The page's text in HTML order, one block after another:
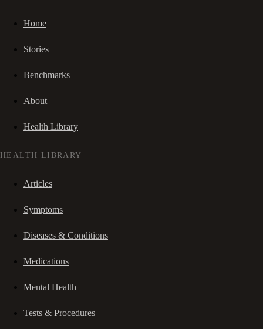
Home
Stories
Benchmarks
About
Health Library
HEALTH LIBRARY
Articles
Symptoms
Diseases & Conditions
Medications
Mental Health
Tests & Procedures